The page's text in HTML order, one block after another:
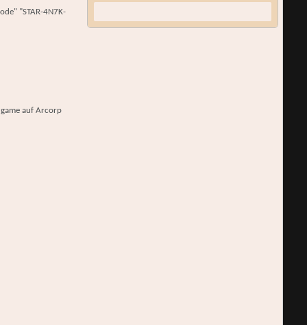
"STAR-4N7K-
auf Arcorp